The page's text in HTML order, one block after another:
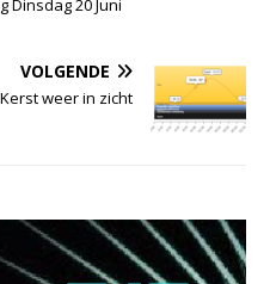
Dinsdag 20 Juni
VOLGENDE
weer in zicht